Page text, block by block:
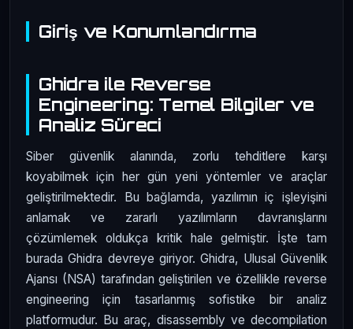
Giriş ve Konumlandırma
Ghidra ile Reverse
Engineering: Temel Bilgiler ve
Analiz Süreci
Siber güvenlik alanında, zorlu tehditlere karşı
koyabilmek için her gün yeni yöntemler ve araçlar
geliştirilmektedir. Bu bağlamda, yazılımın iç işleyişini
anlamak ve zararlı yazılımların davranışlarını
çözümlemek oldukça kritik hale gelmiştir. İşte tam
burada Ghidra devreye giriyor. Ghidra, Ulusal Güvenlik
Ajansı (NSA) tarafından geliştirilen ve özellikle reverse
engineering için tasarlanmış sofistike bir analiz
platformudur. Bu araç, disassembly ve decompilation